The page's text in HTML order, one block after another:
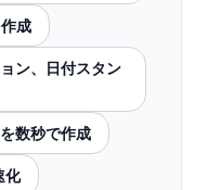
成
ン、日付スタン
数秒で作成
化